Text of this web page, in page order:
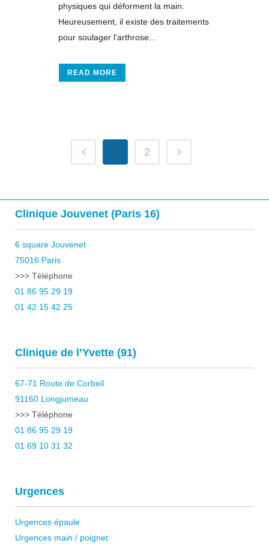
physiques qui déforment la main.
Heureusement, il existe des traitements
pour soulager l'arthrose...
READ MORE
1 2
Clinique Jouvenet (Paris 16)
6 square Jouvenet
75016 Paris
>>> Téléphone
01 86 95 29 19
01 42 15 42 25
Clinique de l’Yvette (91)
67-71 Route de Corbeil
91160 Longjumeau
>>> Téléphone
01 86 95 29 19
01 69 10 31 32
Urgences
Urgences épaule
Urgences main / poignet